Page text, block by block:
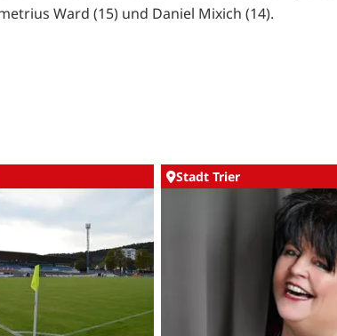
Ward (15) und Daniel Mixich (14).
Stadt Trier